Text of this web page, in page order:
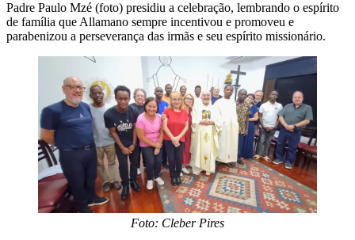
Padre Paulo Mzé (foto) presidiu a celebração, lembrando o espírito
de família que Allamano sempre incentivou e promoveu e
parabenizou a perseverança das irmãs e seu espírito missionário.
Foto: Cleber Pires